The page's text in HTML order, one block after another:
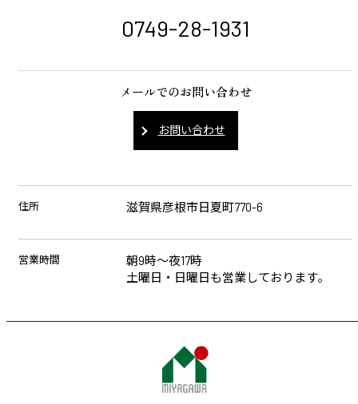
0749-28-1931
メールでのお問い合わせ
お問い合わせ
住所 滋賀県彦根市日夏町770-6
営業時間
朝9時～夜17時
土曜日・日曜日も営業しております。